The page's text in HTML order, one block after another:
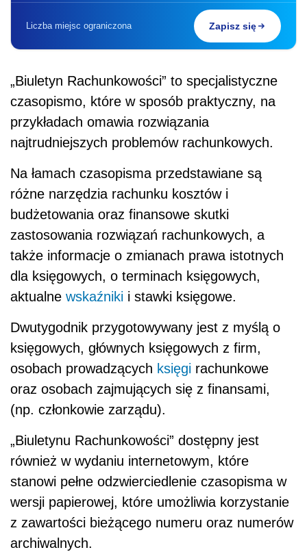
Liczba miejsc ograniczona Zapisz się
„Biuletyn Rachunkowości” to specjalistyczne
czasopismo, które w sposób praktyczny, na
przykładach omawia rozwiązania
najtrudniejszych problemów rachunkowych.
Na łamach czasopisma przedstawiane są
różne narzędzia rachunku kosztów i
budżetowania oraz finansowe skutki
zastosowania rozwiązań rachunkowych, a
także informacje o zmianach prawa istotnych
dla księgowych, o terminach księgowych,
aktualne wskaźniki i stawki księgowe.
Dwutygodnik przygotowywany jest z myślą o
księgowych, głównych księgowych z firm,
osobach prowadzących księgi rachunkowe
oraz osobach zajmujących się z finansami,
(np. członkowie zarządu).
„Biuletynu Rachunkowości” dostępny jest
również w wydaniu internetowym, które
stanowi pełne odzwierciedlenie czasopisma w
wersji papierowej, które umożliwia korzystanie
z zawartości bieżącego numeru oraz numerów
archiwalnych.